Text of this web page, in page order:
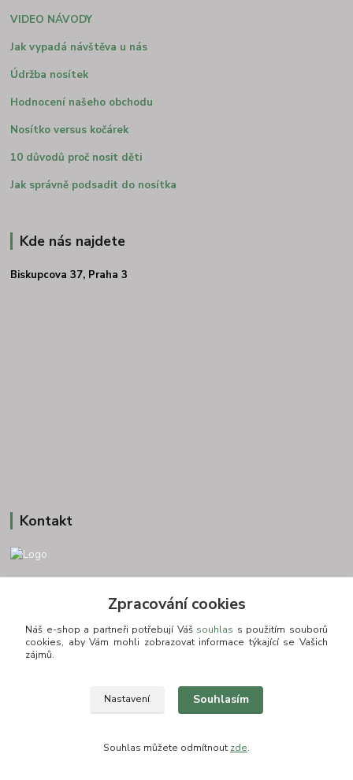
VIDEO NÁVODY
Jak vypadá návštěva u nás
Údržba nosítek
Hodnocení našeho obchodu
Nosítko versus kočárek
10 důvodů proč nosit děti
Jak správně podsadit do nosítka
Kde nás najdete
Biskupcova 37, Praha 3
Kontakt
+420 775693830
Otevírací doba: PO-PÁ: 9:00-16:00 NUTNÁ REZERVACE
info@zkusnositko.cz
© Copyright 2015-2026 ZkusNositko.cz
Zpracování cookies
Náš e-shop a partneři potřebují Váš souhlas s použitím souborů
cookies, aby Vám mohli zobrazovat informace týkající se Vašich
zájmů.
Nastavení Souhlasím
Souhlas můžete odmítnout zde.